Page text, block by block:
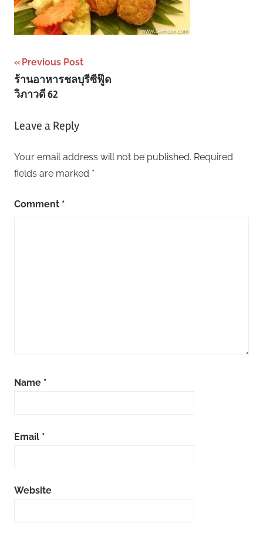
Post
navigation
Previous Post
ร้านอาหารชลบุรีซีฟู๊ด
วิภาวดี 62
Leave a Reply
Your email address will not be published. Required
fields are marked *
Comment *
Name *
Email *
Website